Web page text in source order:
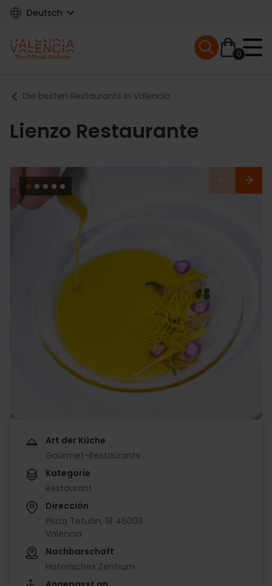
Skip
content
Deutsch
Main
navigation
0
Mobile menu
Breadcrumb
Die besten Restaurants in Valencia
Lienzo Restaurante
Art der Küche
Gourmet-Restaurants
Kategorie
Restaurant
Dirección
Plaza Tetuán, 18 46003
València
Nachbarschaft
Historisches Zentrum